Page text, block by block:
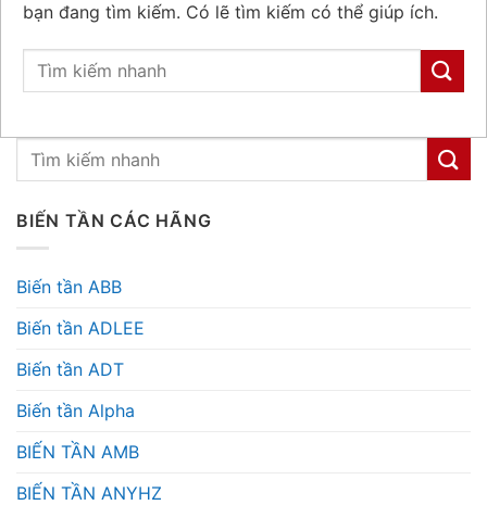
BIẾN TẦN CÁC HÃNG
Biến tần ABB
Biến tần ADLEE
Biến tần ADT
Biến tần Alpha
BIẾN TẦN AMB
BIẾN TẦN ANYHZ
bạn đang tìm kiếm. Có lẽ tìm kiếm có thể giúp ích.